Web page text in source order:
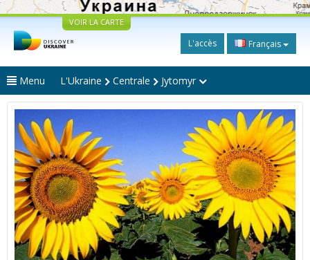
VOIR LA CARTE
L'accès Français
Menu L'Ukraine Centrale Jytomyr